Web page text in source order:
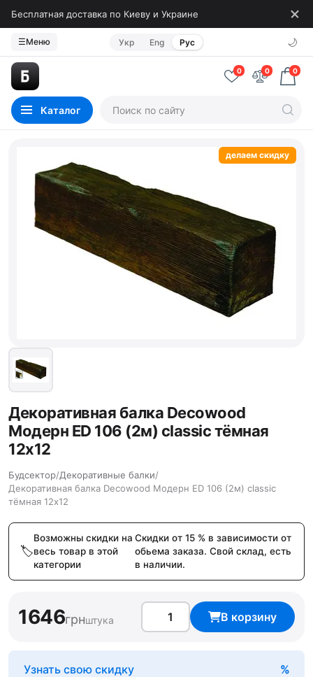
Бесплатная доставка по Киеву и Украине
☰Меню Укр Eng Рус 🌙
Каталог
0 0 0
делаем скидку
Декоративная балка Decowood
Модерн ED 106 (2м) classic тёмная
12х12
Будсектор/Декоративные балки/
Декоративная балка Decowood Модерн ED 106 (2м) classic
тёмная 12х12
Возможны скидки на
весь товар в этой
категории
Скидки от 15 % в зависимости от
обьема заказа. Свой склад, есть
в наличии.
1646грнштука В корзину
Узнать свою скидку